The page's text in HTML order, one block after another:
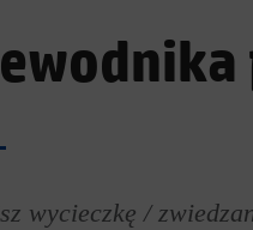
wycieczkę /